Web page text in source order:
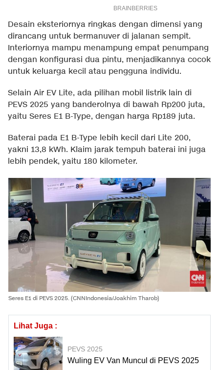
Desain eksteriornya ringkas dengan dimensi yang
dirancang untuk bermanuver di jalanan sempit.
Interiornya mampu menampung empat penumpang
dengan konfigurasi dua pintu, menjadikannya cocok
untuk keluarga kecil atau pengguna individu.
Selain Air EV Lite, ada pilihan mobil listrik lain di
PEVS 2025 yang banderolnya di bawah Rp200 juta,
yaitu Seres E1 B-Type, dengan harga Rp189 juta.
Baterai pada E1 B-Type lebih kecil dari Lite 200,
yakni 13,8 kWh. Klaim jarak tempuh baterai ini juga
lebih pendek, yaitu 180 kilometer.
Seres E1 di PEVS 2025. (CNNIndonesia/Joakhim Tharob)
Lihat Juga :
PEVS 2025
Wuling EV Van Muncul di PEVS 2025